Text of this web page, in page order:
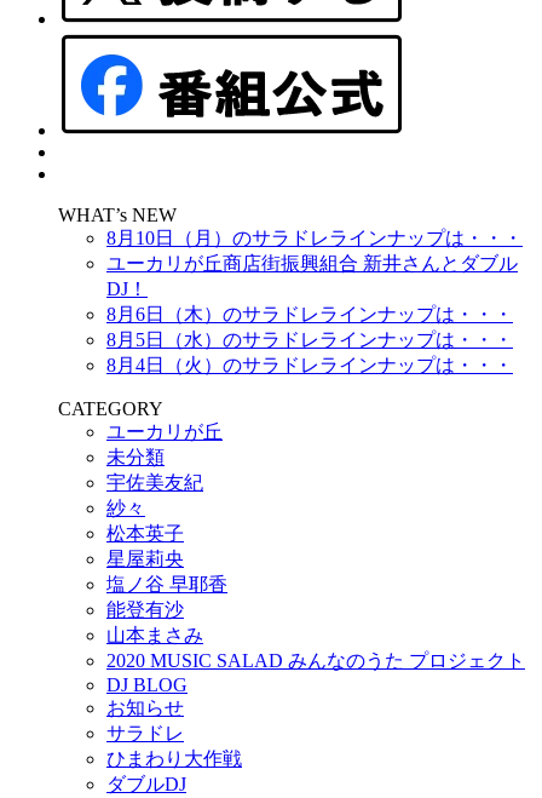
WHAT’s NEW
8月10日（月）のサラドレラインナップは・・・
ユーカリが丘商店街振興組合 新井さんとダブル
DJ！
8月6日（木）のサラドレラインナップは・・・
8月5日（水）のサラドレラインナップは・・・
8月4日（火）のサラドレラインナップは・・・
CATEGORY
ユーカリが丘
未分類
宇佐美友紀
紗々
松本英子
星屋莉央
塩ノ谷 早耶香
能登有沙
山本まさみ
2020 MUSIC SALAD みんなのうた プロジェクト
DJ BLOG
お知らせ
サラドレ
ひまわり大作戦
ダブルDJ